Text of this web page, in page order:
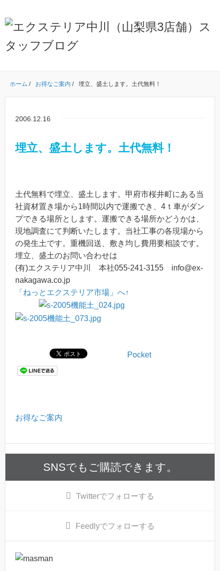
ホーム / お得なご案内 / 埋立、盛土します。土代無料！
2006.12.16
埋立、盛土します。土代無料！
土代無料で埋立、盛土します。甲府市桜井町にある当
社資材置き場から1時間以内で運搬でき、4ｔ車がダン
プできる場所とします。運搬できる場所かどうかは、
現地調査にて判断いたします。当社工事の各現場から
の発生土です。重機回送、敷き均し費用要相談です。
埋立、盛土のお問い合わせは
(有)エクステリア中川 本社055-241-3155 info@ex-
nakagawa.co.jp
「ねっとエクステリア市場」へ↑
Pocket
お得なご案内
SNSでもご購読できます。
Twitterでフォローする
Feedlyでフォローする